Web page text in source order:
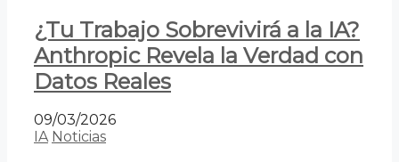
¿Tu Trabajo Sobrevivirá a la IA?
Anthropic Revela la Verdad con
Datos Reales
09/03/2026
IA Noticias